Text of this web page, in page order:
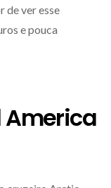
de ver esse
e pouca
America